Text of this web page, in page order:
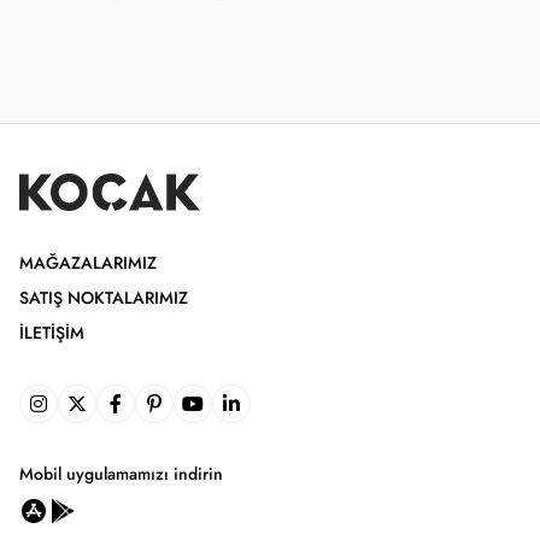
MAĞAZALARIMIZ
SATIŞ NOKTALARIMIZ
İLETIŞIM
Mobil uygulamamızı indirin